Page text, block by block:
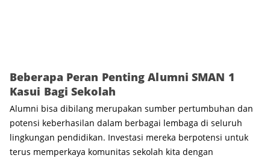
Beberapa Peran Penting Alumni SMAN 1
Kasui Bagi Sekolah
Alumni bisa dibilang merupakan sumber pertumbuhan dan
potensi keberhasilan dalam berbagai lembaga di seluruh
lingkungan pendidikan. Investasi mereka berpotensi untuk
terus memperkaya komunitas sekolah kita dengan